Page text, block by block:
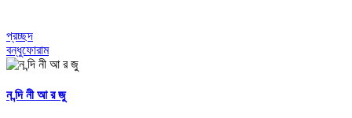
প্রচ্ছদ
বন্ধুফোরাম
ন ন্দি নী আ র জু